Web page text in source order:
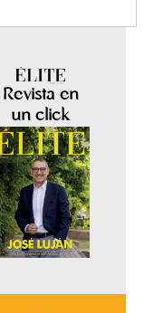
Revista en
un click